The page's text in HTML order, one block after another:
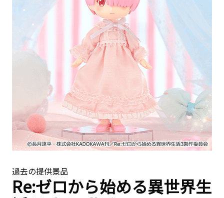
過去の提供景品
Re:ゼロから始める異世界生